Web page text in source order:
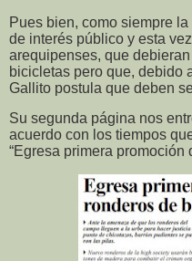
Pues bien, como siempre
de interés público y esta
arequipenses, que
bicicletas pero que, debido
Gallito postula que deben
Su segunda página nos
acuerdo con los tiempos
“Egresa primera promoción